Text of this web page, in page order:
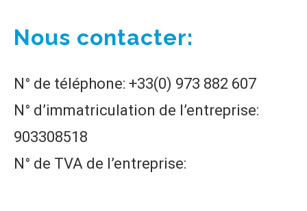
Nous contacter:
N° de téléphone: +33(0) 973 882 607
N° d’immatriculation de l’entreprise:
903308518
N° de TVA de l’entreprise: